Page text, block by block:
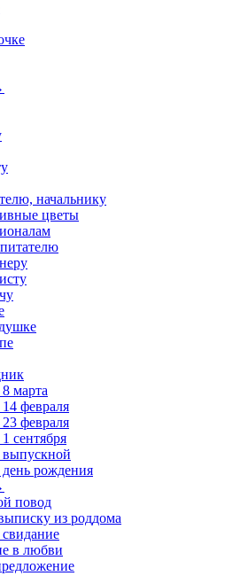
начальнику
цветы
марта
февраля
февраля
сентября
рождения
повод
из роддома
в любви